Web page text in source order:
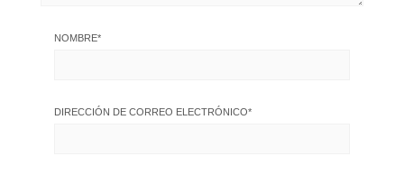
NOMBRE*
DIRECCIÓN DE CORREO ELECTRÓNICO*